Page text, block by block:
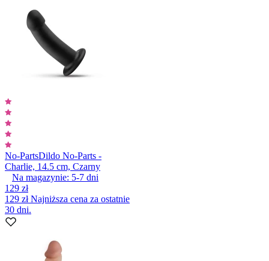
No-PartsDildo No-Parts -
Charlie, 14.5 cm, Czarny
Na magazynie: 5-7 dni
129 zł
129 złNajniższa cena za ostatnie
30 dni.